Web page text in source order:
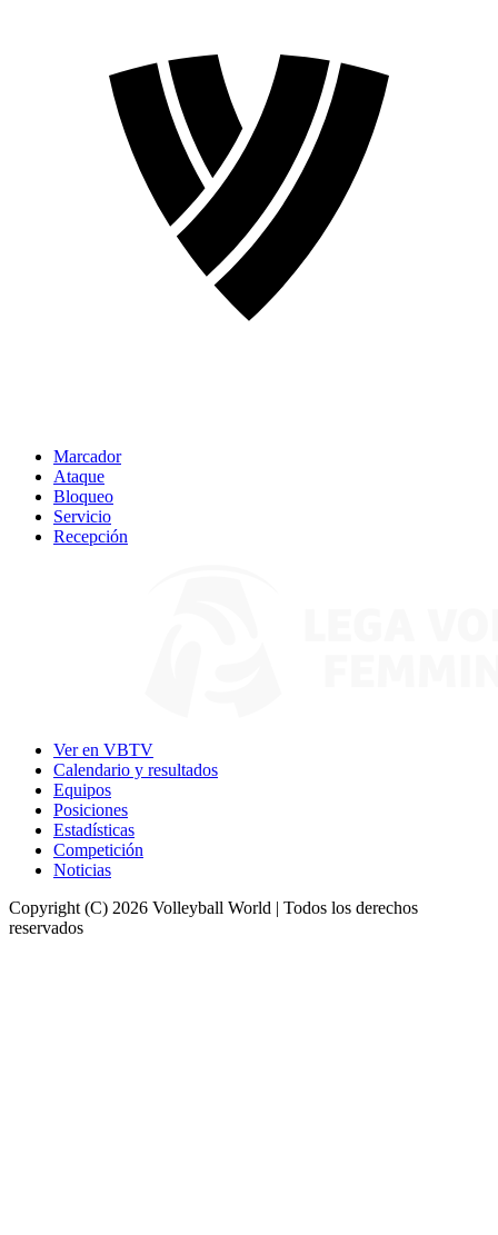
Marcador
Ataque
Bloqueo
Servicio
Recepción
Ver en VBTV
Calendario y resultados
Equipos
Posiciones
Estadísticas
Competición
Noticias
Copyright (C) 2026 Volleyball World | Todos los derechos
reservados